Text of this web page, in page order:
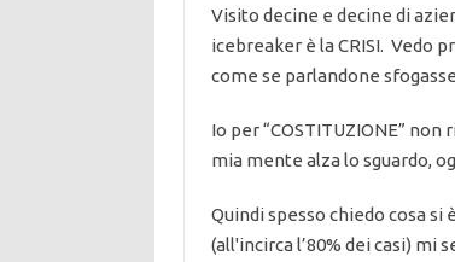
Visito decine e decine di
icebreaker è la CRISI. Vedo
come se parlandone
Io per “COSTITUZIONE”
mia mente alza lo sguardo,
Quindi spesso chiedo cosa
(all'incirca l’80% dei casi) mi